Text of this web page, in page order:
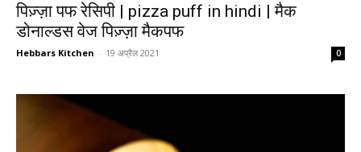
पिज़्ज़ा पफ रेसिपी | pizza puff in hindi | मैक
डोनाल्डस वेज पिज़्ज़ा मैकपफ
Hebbars Kitchen - 19 अप्रैल 2021 0